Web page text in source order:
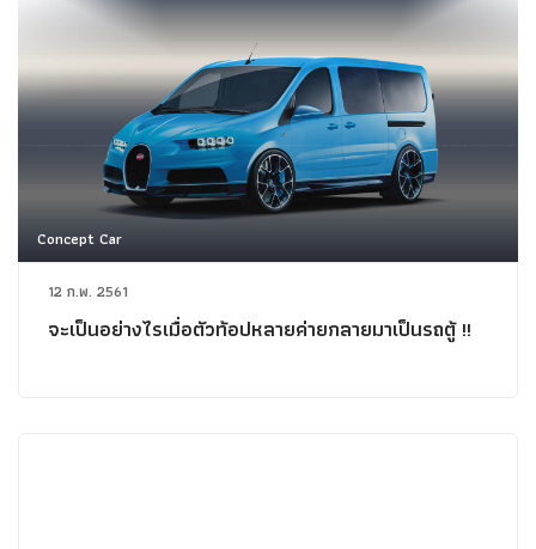
Concept Car
12 ก.พ. 2561
จะเป็นอย่างไรเมื่อตัวท้อปหลายค่ายกลายมาเป็นรถตู้ !!